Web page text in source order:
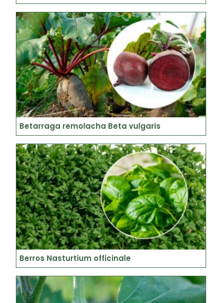
Betarraga remolacha Beta vulgaris
Berros Nasturtium officinale